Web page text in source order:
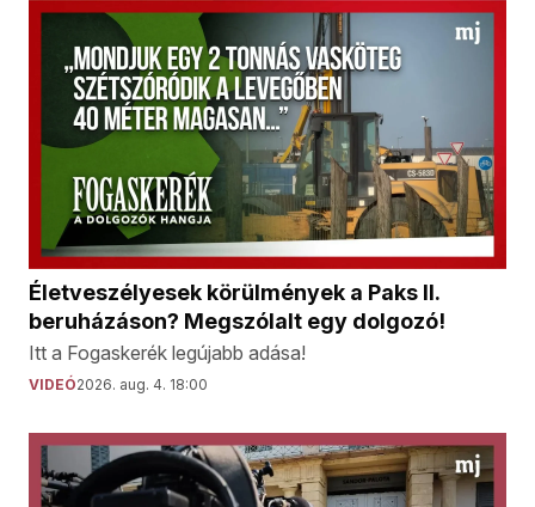
Életveszélyesek körülmények a Paks II.
beruházáson? Megszólalt egy dolgozó!
Itt a Fogaskerék legújabb adása!
VIDEÓ2026. aug. 4. 18:00